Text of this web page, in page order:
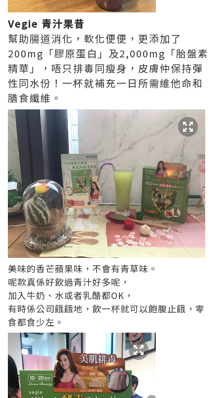
Vegie 青汁果昔
幫助腸道消化，軟化便便，更添加了
200mg「膠原蛋白」及2,000mg「胎盤素
精華」，唔只排毒同瘦身，皮膚仲保持彈
性同水份！一杯就補充一日所需維他命和
膳食纖維。
美味的香芒蘋果味，不會有青草味。
呢款真係好飲過青汁好多呢，
加入牛奶、水或者乳酪都OK，
有時係公司餓餓地，飲一杯就可以飽腹止餓，零
食都食少左。